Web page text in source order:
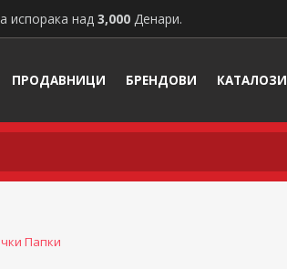
испорака над 3,000 Денари.
ПРОДАВНИЦИ БРЕНДОВИ КАТАЛОЗИ
Папки